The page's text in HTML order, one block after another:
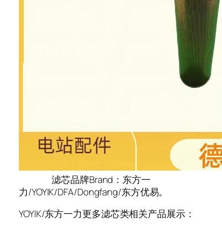
滤芯品牌Brand：东方一
力/YOYIK/DFA/Dongfang/东方优易。
YOYIK/东方一力更多滤芯类相关产品展示：